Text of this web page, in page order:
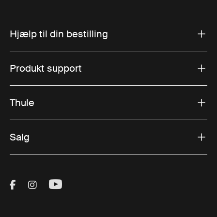
Hjælp til din bestilling
Produkt support
Thule
Salg
Visit Thule on Facebook (external link)
Visit Thule on Instagram (external link)
Visit Thule on Youtube (external